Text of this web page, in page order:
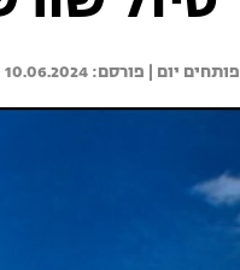
פותחים יום | 10.06.2024